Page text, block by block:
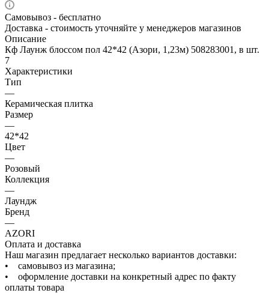
Самовывоз - бесплатно
Доставка - стоимость уточняйте у менеджеров магазинов
Описание
Кф Лаунж блоссом пол 42*42 (Азори, 1,23м) 508283001, в шт.
7
Характеристики
Тип
—
Керамическая плитка
Размер
—
42*42
Цвет
—
Розовый
Коллекция
—
Лаундж
Бренд
—
AZORI
Оплата и доставка
Наш магазин предлагает несколько вариантов доставки:
• самовывоз из магазина;
• оформление доставки на конкретный адрес по факту
оплаты товара